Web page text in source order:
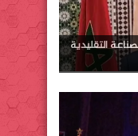
التقليدية